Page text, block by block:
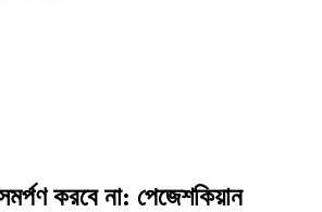
করবে না: পেজেশকিয়ান